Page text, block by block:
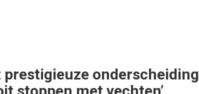
onderscheiding